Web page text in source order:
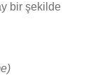
bir şekilde